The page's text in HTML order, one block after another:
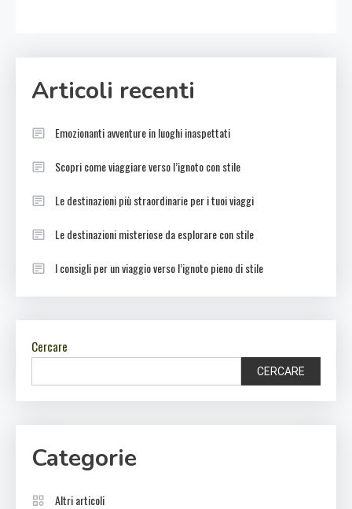
Articoli recenti
Emozionanti avventure in luoghi inaspettati
Scopri come viaggiare verso l’ignoto con stile
Le destinazioni più straordinarie per i tuoi viaggi
Le destinazioni misteriose da esplorare con stile
I consigli per un viaggio verso l’ignoto pieno di stile
Cercare
CERCARE
Categorie
Altri articoli